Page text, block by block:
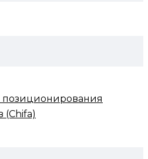
(Chifa)